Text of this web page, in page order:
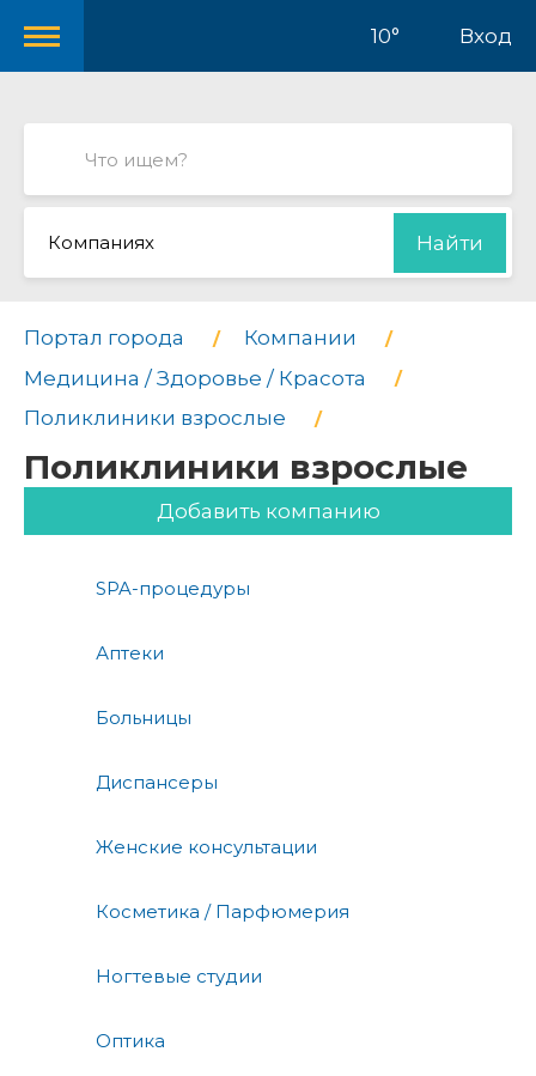
10° Вход
Компаниях Найти
Портал города
Компании
Медицина / Здоровье / Красота
Поликлиники взрослые
Поликлиники взрослые
Добавить компанию
SPA-процедуры
Аптеки
Больницы
Диспансеры
Женские консультации
Косметика / Парфюмерия
Ногтевые студии
Оптика